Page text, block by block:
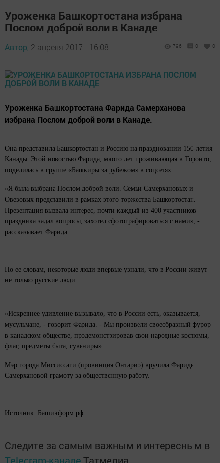
Уроженка Башкортостана избрана
Послом доброй воли в Канаде
Автор, 2 апреля 2017 - 16:08 796 0 0
Уроженка Башкортостана Фарида Самерханова
избрана Послом доброй воли в Канаде.
Она представила Башкортостан и Россию на праздновании 150-летия
Канады. Этой новостью Фарида, много лет проживающая в Торонто,
поделилась в группе «Башкиры за рубежом» в соцсетях.
«Я была выбрана Послом доброй воли. Семьи Самерхановых и
Овезовых представили в рамках этого торжества Башкортостан.
Презентация вызвала интерес, почти каждый из 400 участников
праздника задал вопросы, захотел сфотографироваться с нами», -
рассказывает Фарида.
По ее словам, некоторые люди впервые узнали, что в России живут
не только русские люди.
«Искреннее удивление вызывало, что в России есть, оказывается,
мусульмане, - говорит Фарида. - Мы произвели своеобразный фурор
в канадском обществе, продемонстрировав свои народные костюмы,
флаг, предметы быта, сувениры».
Мэр города Миссиссаги (провинция Онтарио) вручила Фариде
Самерхановой грамоту за общественную работу.
Источник: Башинформ.рф
Следите за самым важным и интересным в
Telegram-канале Татмедиа